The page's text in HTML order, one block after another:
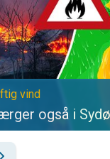
vind
også i